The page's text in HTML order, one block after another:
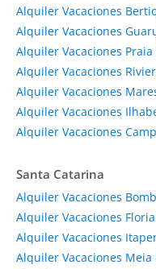
Alquiler Vacaciones
Alquiler Vacaciones
Alquiler Vacaciones
Alquiler Vacaciones
Alquiler Vacaciones
Alquiler Vacaciones
Alquiler Vacaciones
Santa Catarina
Alquiler Vacaciones
Alquiler Vacaciones
Alquiler Vacaciones
Alquiler Vacaciones Meia